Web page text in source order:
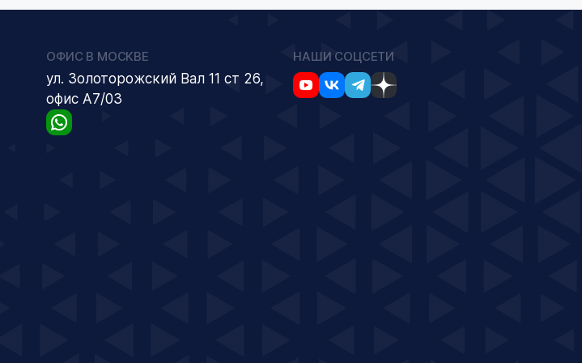
ОФИС В МОСКВЕ
ул. Золоторожский Вал 11 ст 26,
офис А7/03
НАШИ СОЦСЕТИ